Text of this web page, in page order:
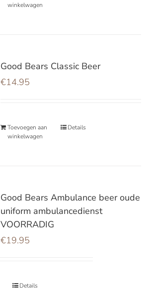
winkelwagen
Good Bears Classic Beer
€14.95
Toevoegen aan
winkelwagen
Details
Good Bears Ambulance beer oude
uniform ambulancedienst
VOORRADIG
€19.95
Details